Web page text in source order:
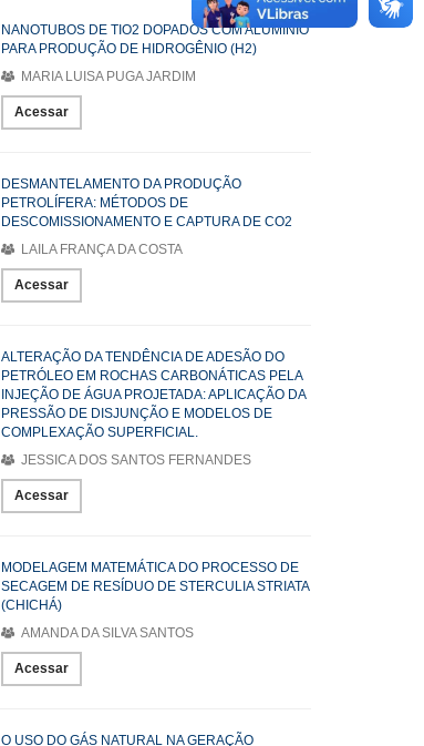
NANOTUBOS DE TIO2 DOPADOS COM ALUMÍNIO
PARA PRODUÇÃO DE HIDROGÊNIO (H2)
MARIA LUISA PUGA JARDIM
Acessar
DESMANTELAMENTO DA PRODUÇÃO
PETROLÍFERA: MÉTODOS DE
DESCOMISSIONAMENTO E CAPTURA DE CO2
LAILA FRANÇA DA COSTA
Acessar
ALTERAÇÃO DA TENDÊNCIA DE ADESÃO DO
PETRÓLEO EM ROCHAS CARBONÁTICAS PELA
INJEÇÃO DE ÁGUA PROJETADA: APLICAÇÃO DA
PRESSÃO DE DISJUNÇÃO E MODELOS DE
COMPLEXAÇÃO SUPERFICIAL.
JESSICA DOS SANTOS FERNANDES
Acessar
MODELAGEM MATEMÁTICA DO PROCESSO DE
SECAGEM DE RESÍDUO DE STERCULIA STRIATA
(CHICHÁ)
AMANDA DA SILVA SANTOS
Acessar
O USO DO GÁS NATURAL NA GERAÇÃO